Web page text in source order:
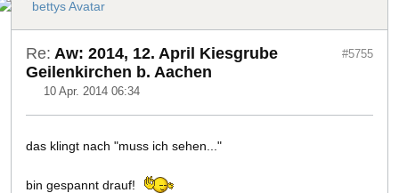
Re: Aw: 2014, 12. April Kiesgrube
Geilenkirchen b. Aachen
10 Apr. 2014 06:34
#5755
das klingt nach "muss ich sehen..."
bin gespannt drauf!